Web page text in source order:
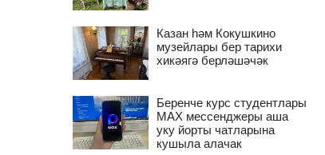
Казан һәм Кокушкино
музейлары бер тарихи
хикәягә берләшәчәк
Беренче курс студентлары
MAX мессенджеры аша
уку йорты чатларына
кушыла алачак